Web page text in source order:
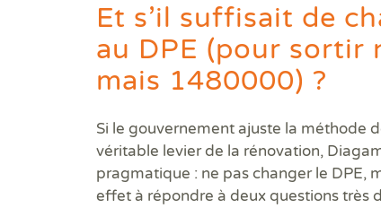
Et s’il suffisait de
au DPE (pour sortir
mais 1480000) ?
Si le gouvernement ajuste la méthode
véritable levier de la rénovation,
pragmatique : ne pas changer le DPE,
effet à répondre à deux questions très